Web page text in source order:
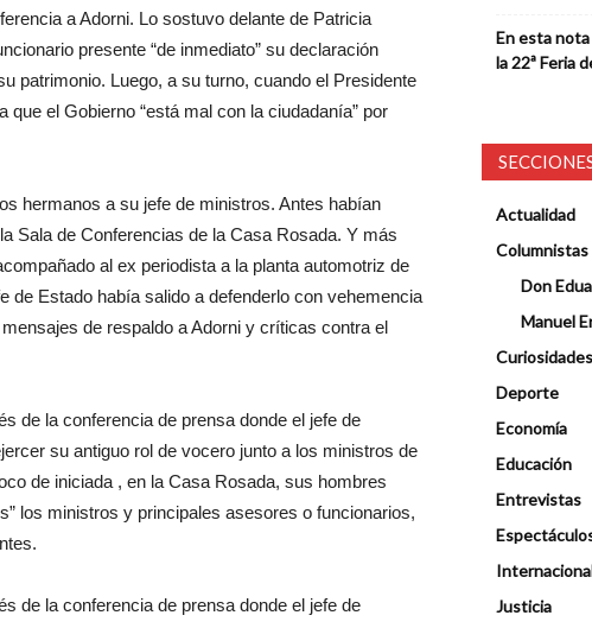
a Adorni. Lo sostuvo delante de Patricia
presente “de inmediato” su declaración
patrimonio. Luego, a su turno, cuando el Presidente
el Gobierno “está mal con la ciudadanía” por
hermanos a su jefe de ministros. Antes habían
Sala de Conferencias de la Casa Rosada. Y más
al ex periodista a la planta automotriz de
de Estado había salido a defenderlo con vehemencia
de respaldo a Adorni y críticas contra el
de la conferencia de prensa donde el jefe de
su antiguo rol de vocero junto a los ministros de
de iniciada , en la Casa Rosada, sus hombres
los ministros y principales asesores o funcionarios,
de la conferencia de prensa donde el jefe de
En esta
la 22ª Feria
Actualidad
Columnistas
Don
Manuel
Curiosidades
Deporte
Economía
Educación
Entrevistas
Justicia